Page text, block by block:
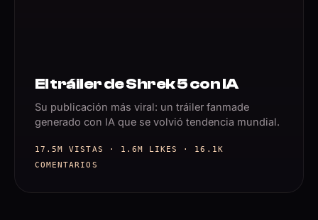
El tráiler de Shrek 5 con IA
Su publicación más viral: un tráiler fanmade
generado con IA que se volvió tendencia mundial.
17.5M VISTAS · 1.6M LIKES · 16.1K
COMENTARIOS